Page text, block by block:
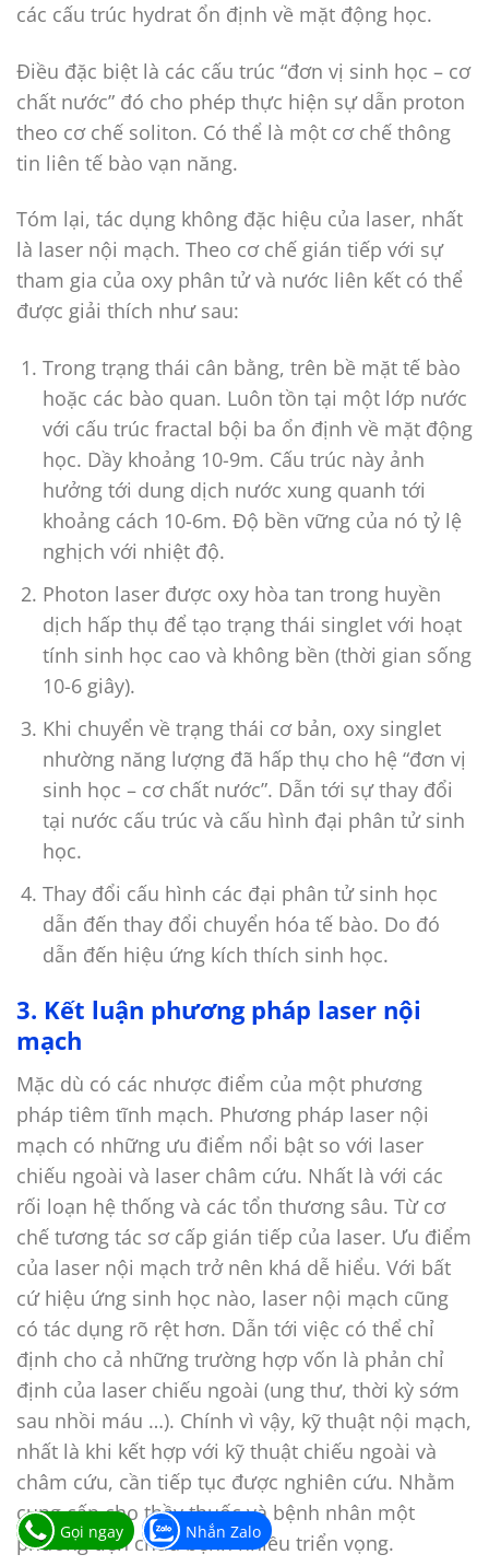
các cấu trúc hydrat ổn định về mặt động học.
Điều đặc biệt là các cấu trúc “đơn vị sinh học – cơ
chất nước” đó cho phép thực hiện sự dẫn proton
theo cơ chế soliton. Có thể là một cơ chế thông
tin liên tế bào vạn năng.
Tóm lại, tác dụng không đặc hiệu của laser, nhất
là laser nội mạch. Theo cơ chế gián tiếp với sự
tham gia của oxy phân tử và nước liên kết có thể
được giải thích như sau:
Trong trạng thái cân bằng, trên bề mặt tế bào
hoặc các bào quan. Luôn tồn tại một lớp nước
với cấu trúc fractal bội ba ổn định về mặt động
học. Dầy khoảng 10-9m. Cấu trúc này ảnh
hưởng tới dung dịch nước xung quanh tới
khoảng cách 10-6m. Độ bền vững của nó tỷ lệ
nghịch với nhiệt độ.
Photon laser được oxy hòa tan trong huyền
dịch hấp thụ để tạo trạng thái singlet với hoạt
tính sinh học cao và không bền (thời gian sống
10-6 giây).
Khi chuyển về trạng thái cơ bản, oxy singlet
nhường năng lượng đã hấp thụ cho hệ “đơn vị
sinh học – cơ chất nước”. Dẫn tới sự thay đổi
tại nước cấu trúc và cấu hình đại phân tử sinh
học.
Thay đổi cấu hình các đại phân tử sinh học
dẫn đến thay đổi chuyển hóa tế bào. Do đó
dẫn đến hiệu ứng kích thích sinh học.
3. Kết luận phương pháp laser nội
mạch
Mặc dù có các nhược điểm của một phương
pháp tiêm tĩnh mạch. Phương pháp laser nội
mạch có những ưu điểm nổi bật so với laser
chiếu ngoài và laser châm cứu. Nhất là với các
rối loạn hệ thống và các tổn thương sâu. Từ cơ
chế tương tác sơ cấp gián tiếp của laser. Ưu điểm
của laser nội mạch trở nên khá dễ hiểu. Với bất
cứ hiệu ứng sinh học nào, laser nội mạch cũng
có tác dụng rõ rệt hơn. Dẫn tới việc có thể chỉ
định cho cả những trường hợp vốn là phản chỉ
định của laser chiếu ngoài (ung thư, thời kỳ sớm
sau nhồi máu …). Chính vì vậy, kỹ thuật nội mạch,
nhất là khi kết hợp với kỹ thuật chiếu ngoài và
châm cứu, cần tiếp tục được nghiên cứu. Nhằm
cung cấp cho thầy thuốc và bệnh nhân một
phương tiện chữa bệnh nhiều triển vọng.
Gọi ngay Nhắn Zalo